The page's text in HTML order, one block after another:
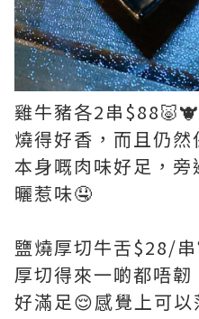
雞牛豬各2串
燒得好香，而且仍然
本身嘅肉味好足，
曬惹味🤤
鹽燒厚切牛舌$28/
厚切得來一啲都唔
好滿足😌感覺上可